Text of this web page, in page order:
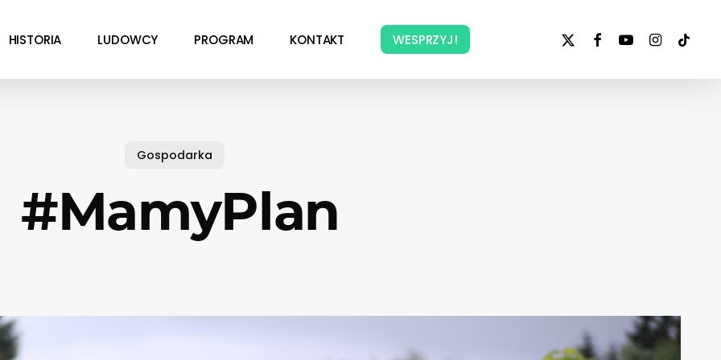
HISTORIA LUDOWCY PROGRAM KONTAKT WESPRZYJ!
x-
facebookyoutubeinstagram
tiktok
Gospodarka
#MamyPlan